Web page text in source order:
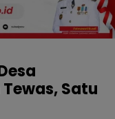
Satu